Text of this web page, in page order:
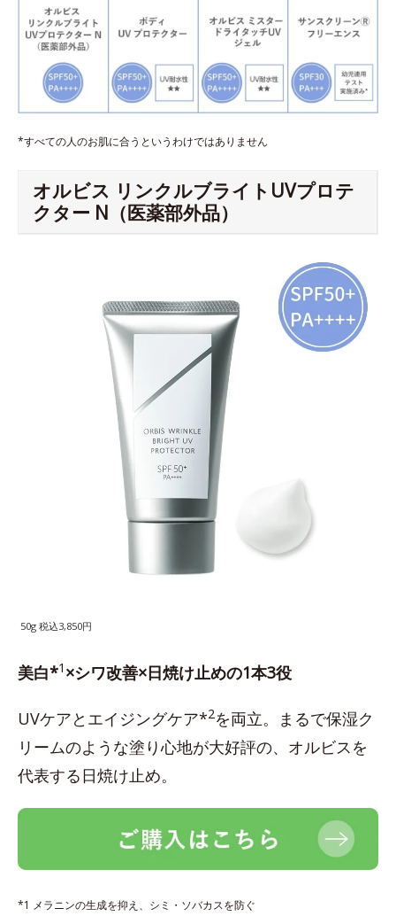
*すべての人のお肌に合うというわけではありません
オルビス リンクルブライトUVプロテ
クター N（医薬部外品）
50g 税込3,850円
美白*1 ×シワ改善×日焼け止めの1本3役
UVケアとエイジングケア*2を両立。まるで保湿ク
リームのような塗り心地が大好評の、オルビスを
代表する日焼け止め。
*1 メラニンの生成を抑え、シミ・ソバカスを防ぐ